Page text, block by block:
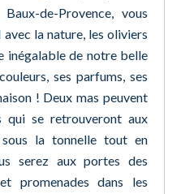
de-Provence, vous
la nature, les oliviers
inégalable de notre belle
ses parfums, ses
! Deux mas peuvent
qui se retrouveront aux
la tonnelle tout en
serez aux portes des
promenades dans les